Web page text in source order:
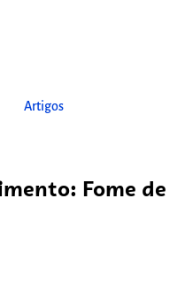
Artigos
Fome de